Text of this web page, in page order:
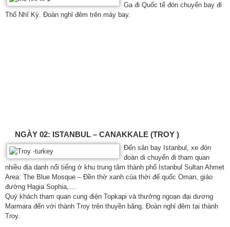
Ga đi Quốc tế đón chuyến bay đi
Thổ Nhĩ Kỳ. Đoàn nghỉ đêm trên máy bay.
NGÀY 02: ISTANBUL – CANAKKALE (TROY )
Đến sân bay Istanbul, xe đón
đoàn di chuyển đi tham quan
nhiều địa danh nổi tiếng ở khu trung tâm thành phố Istanbul Sultan Ahmet
Area: The Blue Mosque – Đền thờ xanh của thời đế quốc Oman, giáo
đường Hagia Sophia,…
Quý khách tham quan cung điện Topkapi và thưởng ngoạn đại dương
Marmara đến với thành Troy trên thuyền băng. Đoàn nghỉ đêm tại thành
Troy.